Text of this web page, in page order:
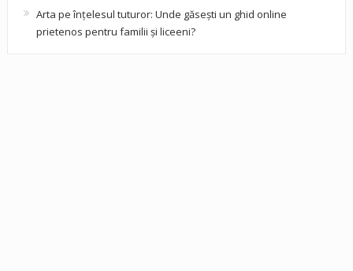
Arta pe înțelesul tuturor: Unde găsești un ghid online
prietenos pentru familii și liceeni?